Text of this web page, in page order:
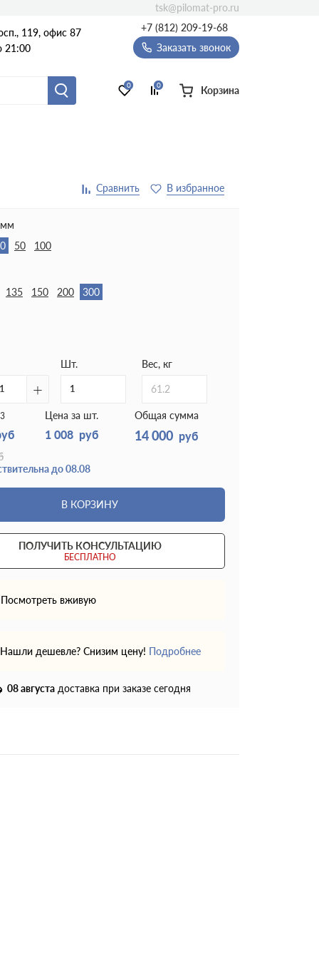
119, офис 87
21:00
+7 (812) 209-19-68
Заказать звонок
0 0 Корзина
tsk@pilomat-pro.ru
50 100
135 150 200 300
+
Шт. Вес, кг
61.2
3 Цена за шт.
1 008 руб
Общая сумма
14 000 руб
до 08.08
В КОРЗИНУ
ПОЛУЧИТЬ КОНСУЛЬТАЦИЮ
БЕСПЛАТНО
Посмотреть вживую
Нашли дешевле? Снизим цену! Подробнее
08 августа доставка при заказе сегодня